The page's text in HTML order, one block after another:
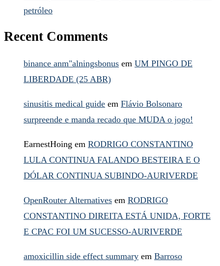
petróleo
Recent Comments
binance anm"alningsbonus em UM PINGO DE
LIBERDADE (25 ABR)
sinusitis medical guide em Flávio Bolsonaro
surpreende e manda recado que MUDA o jogo!
EarnestHoing em RODRIGO CONSTANTINO
LULA CONTINUA FALANDO BESTEIRA E O
DÓLAR CONTINUA SUBINDO-AURIVERDE
OpenRouter Alternatives em RODRIGO
CONSTANTINO DIREITA ESTÁ UNIDA, FORTE
E CPAC FOI UM SUCESSO-AURIVERDE
amoxicillin side effect summary em Barroso